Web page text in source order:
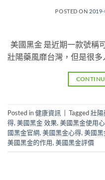
POSTED ON
美國黑金 是近期一款號稱
壯陽藥風靡台灣，但是很
Posted in健康資訊 Tagged壯陽
得, 美國黑金 效果, 美國黑金使用
國黑金官網, 美國黑金心得, 美國
美國黑金的作用, 美國黑金評價